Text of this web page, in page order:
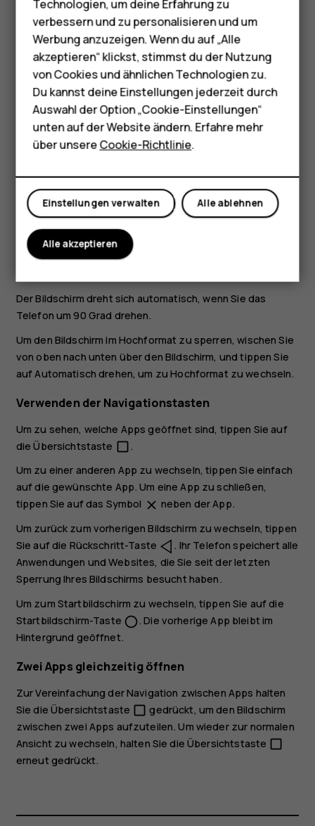
Zubehör
HMD Terra M
Für Unternehmen
Tablets
Shop
Mein Konto
den Bildschirm, um das Navigieren zu beenden.
Vergrößern oder Verkleinern der Darstellung
Legen Sie zwei Finger auf ein Element, zum Beispiel eine
Karte, ein Foto oder eine Webseite, und schieben Sie Ihre
Finger auseinander oder zusammen.
Der Bildschirm dreht sich automatisch, wenn Sie das
Telefon um 90 Grad drehen.
Um den Bildschirm im Hochformat zu sperren, wischen Sie
von oben nach unten über den Bildschirm, und tippen Sie
aufAutomatisch drehen, um zuHochformat zu wechseln.
Verwenden der Navigationstasten
Um zu sehen, welche Apps geöffnet sind, tippen Sie auf
die Übersichtstaste check_box_outline_blank .
Um zu einer anderen App zu wechseln, tippen Sie einfach
auf die gewünschte App. Um eine App zu schließen,
tippen Sie auf das Symbol close neben der App.
Um zurück zum vorherigen Bildschirm zu wechseln, tippen
Sie auf die Rückschritt-Taste
. Ihr Telefon speichert alle
Anwendungen und Websites, die Sie seit der letzten
Sperrung Ihres Bildschirms besucht haben.
Um zum Startbildschirm zu wechseln, tippen Sie auf die
Startbildschirm-Taste panorama_fish_eye. Die vorherige App bleibt im
Hintergrund geöffnet.
Zwei Apps gleichzeitig öffnen
Zur Vereinfachung der Navigation zwischen Apps halten
Sie die Übersichtstaste check_box_outline_blank gedrückt, um den Bildschirm
zwischen zwei Apps aufzuteilen. Um wieder zur normalen
Ansicht zu wechseln, halten Sie die Übersichtstaste check_box_outline_blank
erneut gedrückt.
Technologien, um deine Erfahrung zu
verbessern und zu personalisieren und um
Werbung anzuzeigen. Wenn du auf „Alle
akzeptieren“ klickst, stimmst du der Nutzung
von Cookies und ähnlichen Technologien zu.
Du kannst deine Einstellungen jederzeit durch
Auswahl der Option „Cookie-Einstellungen“
unten auf der Website ändern. Erfahre mehr
über unsereCookie-Richtlinie.
Alle ablehnen
Einstellungen verwalten
Alle akzeptieren